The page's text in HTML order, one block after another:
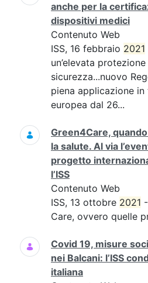
anche per la
dispositivi medici
Contenuto Web
ISS, 16 febbraio 2021
un’elevata
sicurezza...nuovo
piena applicazione in
europea dal 26...
Green4Care,
la salute. Al via
progetto
l’ISS
Contenuto Web
ISS, 13 ottobre 2021
Care, ovvero quelle
Covid 19, misure
nei Balcani: l’ISS
italiana